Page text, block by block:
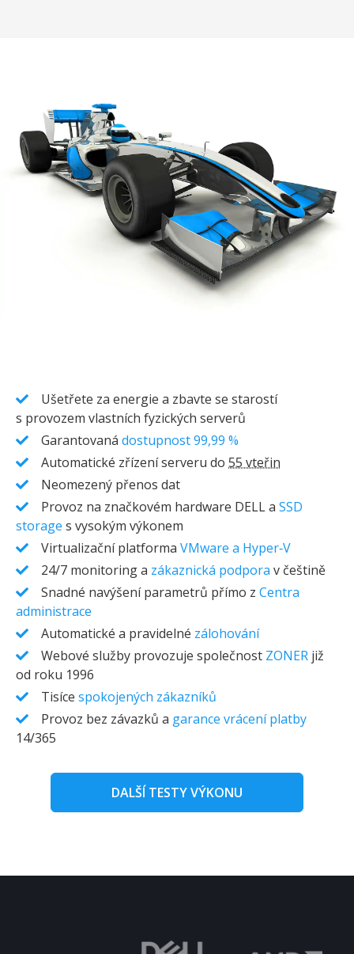
Ušetřete za energie a zbavte se starostí
s provozem vlastních fyzických serverů
Garantovaná dostupnost 99,99 %
Automatické zřízení serveru do 55 vteřin
Neomezený přenos dat
Provoz na značkovém hardware DELL a SSD
storage s vysokým výkonem
Virtualizační platforma VMware a Hyper‑V
24/7 monitoring a zákaznická podpora v češtině
Snadné navýšení parametrů přímo z Centra
administrace
Automatické a pravidelné zálohování
Webové služby provozuje společnost ZONER již
od roku 1996
Tisíce spokojených zákazníků
Provoz bez závazků a garance vrácení platby
14/365
DALŠÍ TESTY VÝKONU